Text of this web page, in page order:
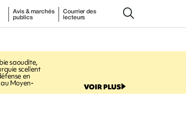
Avis & marchés
publics
Courrier des
lecteurs
saoudite,
scellent
en
Moyen- VOIR PLUS